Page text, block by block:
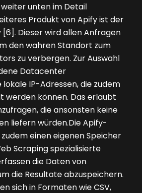
unten im Detail
Produkt von Apify ist der
[6]. Dieser wird allen Anfragen
den wahren Standort zum
zu verbergen. Zur Auswahl
Datacenter
lokale IP-Adressen, die zudem
werden können. Das erlaubt
die ansonsten keine
liefern würden.Die Apify-
einen eigenen Speicher
Scraping spezialisierte
die Daten von
die Resultate abzuspeichern.
sich in Formaten wie CSV,